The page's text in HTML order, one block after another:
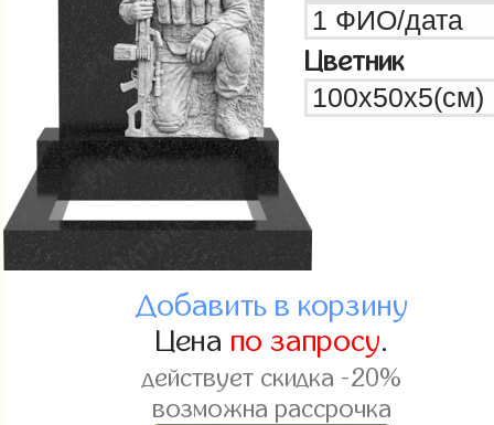
Цветник
Добавить в корзину
Цена по запросу.
действует скидка -20%
возможна рассрочка